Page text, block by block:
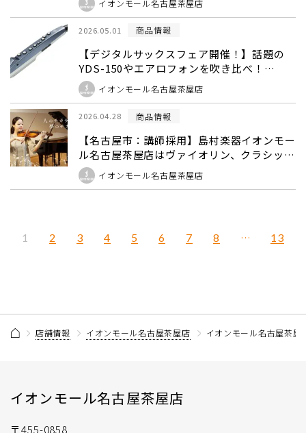
イオンモール名古屋茶屋店
2026.05.01 商品情報
【デジタルサックスフェア開催！】話題の
YDS-150やエアロフォンを吹き比べ！
5/16(土)イオンモール名古屋茶屋店
2026.04.28 商品情報
【名古屋市：講師採用】島村楽器イオンモー
ル名古屋茶屋店はヴァイオリン、クラシック
ギターの先生を大募集中です！
イオンモール名古屋茶屋店
1 2 3 4 5 6 7 8 … 13
店舗情報 イオンモール名古屋茶屋店 イオンモール名古屋茶屋
イオンモール名古屋茶屋店
〒455-0858